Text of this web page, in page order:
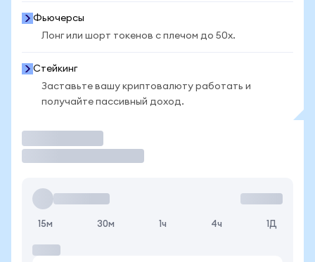
Фьючерсы
Лонг или шорт токенов с плечом до 50x.
Стейкинг
Заставьте вашу криптовалюту работать и
получайте пассивный доход.
15м 30м 1ч 4ч 1Д